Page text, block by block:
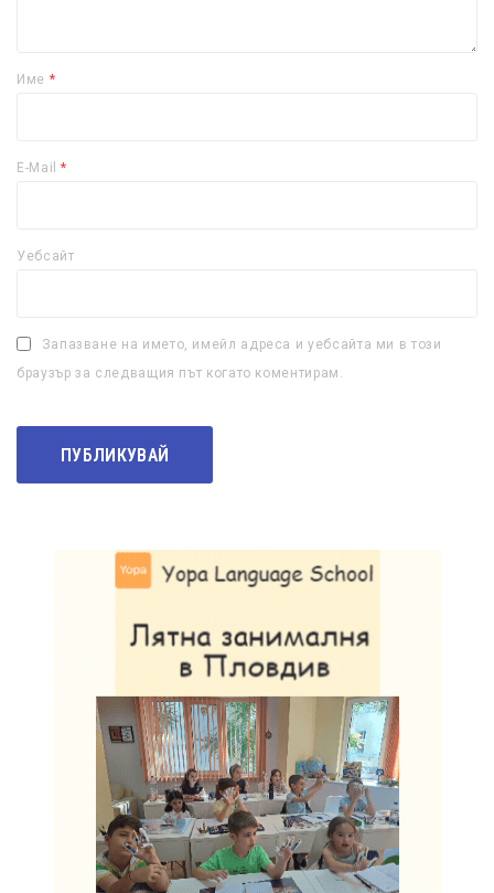
Име *
E-Mail*
Уебсайт
Запазване на името, имейл адреса и уебсайта ми в този
браузър за следващия път когато коментирам.